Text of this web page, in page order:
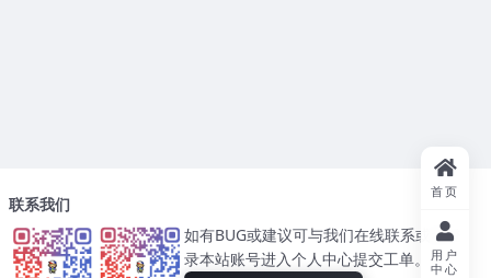
联系我们
如有BUG或建议可与我们在线联系或者登
录本站账号进入个人中心提交工单。
首页
用户
中心